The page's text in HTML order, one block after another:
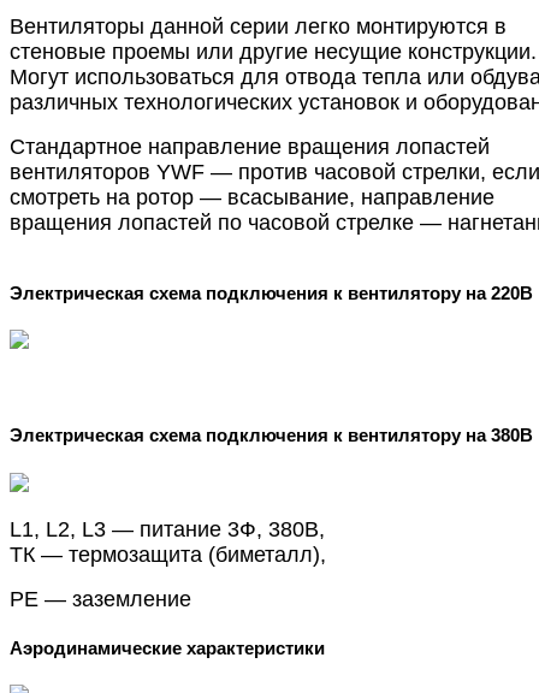
Вентиляторы данной серии легко монтируются в
стеновые проемы или другие несущие конструкции.
Могут использоваться для отвода тепла или
различных технологических установок и
Стандартное направление вращения лопастей
вентиляторов YWF — против часовой стрелки, если
смотреть на ротор — всасывание, направление
вращения лопастей по часовой стрелке —
Электрическая схема подключения к вентилятору на 220В
Электрическая схема подключения к вентилятору на 380В
L1, L2, L3 — питание 3Ф, 380В,
ТК — термозащита (биметалл),
РЕ — заземление
Аэродинамические характеристики